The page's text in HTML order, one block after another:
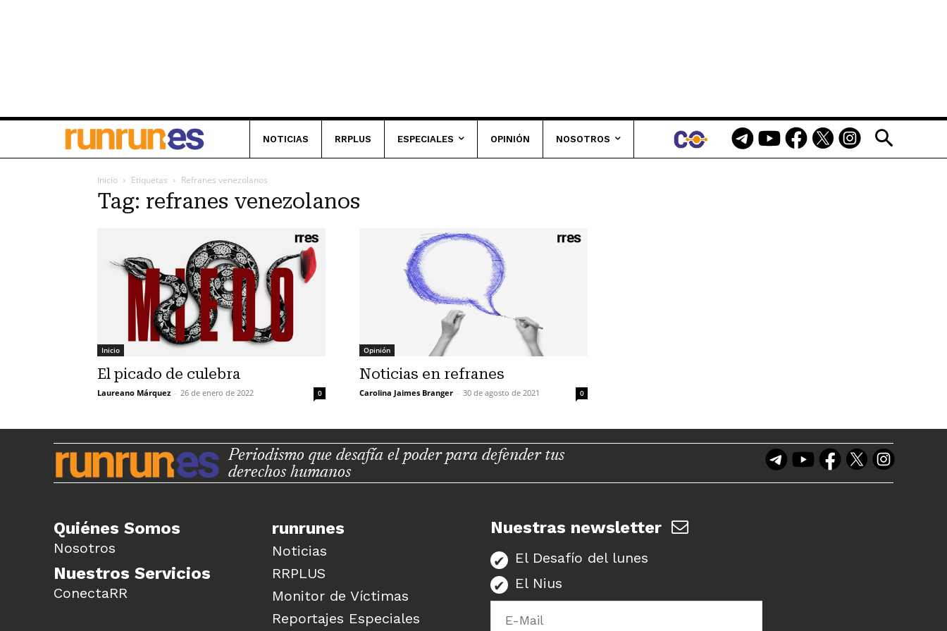
NOTICIAS RRPLUS ESPECIALES OPINIÓN NOSOTROS
Inicio Etiquetas Refranes venezolanos
Tag: refranes venezolanos
Inicio
El picado de culebra
Laureano Márquez - 26 de enero de 2022 0
Opinión
Noticias en refranes
Carolina Jaimes Branger - 30 de agosto de 2021 0
Periodismo que desafía el poder para defender tus
derechos humanos
Quiénes Somos
Nosotros
Nuestros Servicios
ConectaRR
runrunes
Noticias
RRPLUS
Monitor de Víctimas
Reportajes Especiales
Nuestras newsletter
El Desafío del lunes
El Nius